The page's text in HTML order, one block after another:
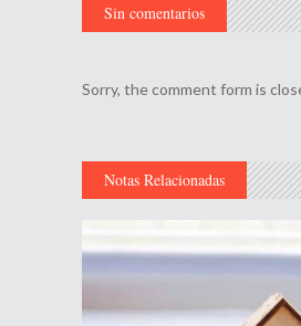
Sin comentarios
Sorry, the comment form is
Notas Relacionadas